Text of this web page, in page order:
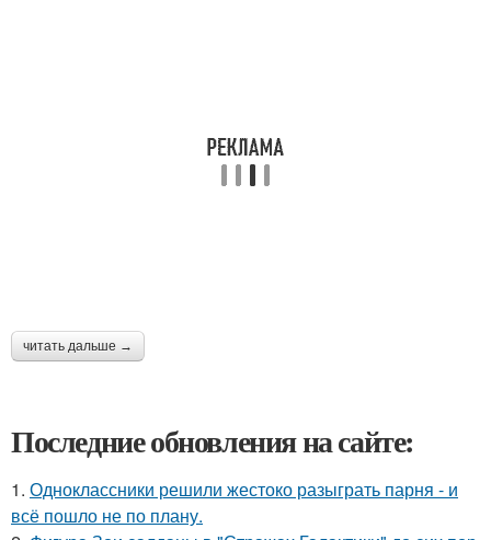
читать дальше →
Последние обновления на сайте:
1. Одноклассники решили жестоко разыграть парня - и
всё пошло не по плану.